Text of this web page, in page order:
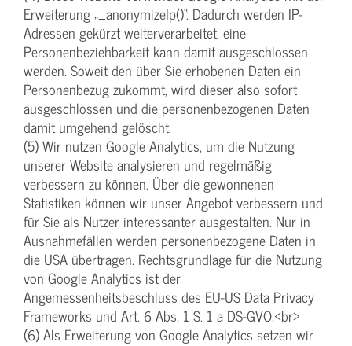
Erweiterung „_anonymizeIp()“. Dadurch werden IP-
Adressen gekürzt weiterverarbeitet, eine
Personenbeziehbarkeit kann damit ausgeschlossen
werden. Soweit den über Sie erhobenen Daten ein
Personenbezug zukommt, wird dieser also sofort
ausgeschlossen und die personenbezogenen Daten
damit umgehend gelöscht.
(5) Wir nutzen Google Analytics, um die Nutzung
unserer Website analysieren und regelmäßig
verbessern zu können. Über die gewonnenen
Statistiken können wir unser Angebot verbessern und
für Sie als Nutzer interessanter ausgestalten. Nur in
Ausnahmefällen werden personenbezogene Daten in
die USA übertragen. Rechtsgrundlage für die Nutzung
von Google Analytics ist der
Angemessenheitsbeschluss des EU-US Data Privacy
Frameworks und Art. 6 Abs. 1 S. 1 a DS-GVO.<br>
(6) Als Erweiterung von Google Analytics setzen wir